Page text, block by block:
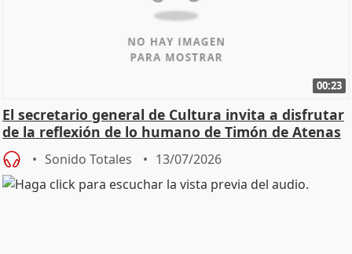
00:23
El secretario general de Cultura invita a disfrutar
de la reflexión de lo humano de Timón de Atenas
Sonido Totales 13/07/2026